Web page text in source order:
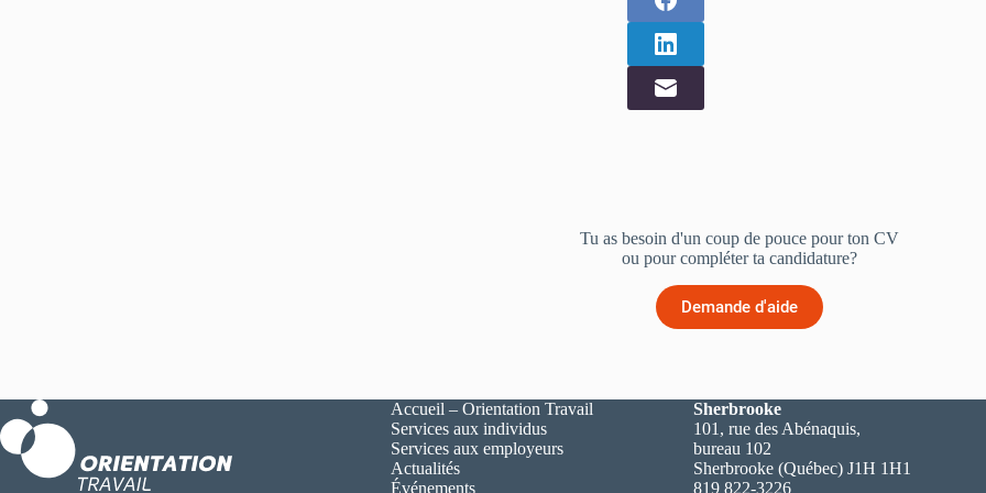
Tu as besoin d'un coup de pouce pour ton CV
ou pour compléter ta candidature?
Demande d'aide
Accueil – Orientation Travail
Services aux individus
Services aux employeurs
Actualités
Événements
Sherbrooke
101, rue des Abénaquis,
bureau 102
Sherbrooke (Québec) J1H 1H1
819 822-3226